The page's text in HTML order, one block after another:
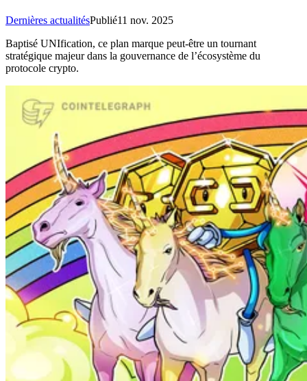
Dernières actualitésPublié11 nov. 2025
Baptisé UNIfication, ce plan marque peut-être un tournant
stratégique majeur dans la gouvernance de l’écosystème du
protocole crypto.